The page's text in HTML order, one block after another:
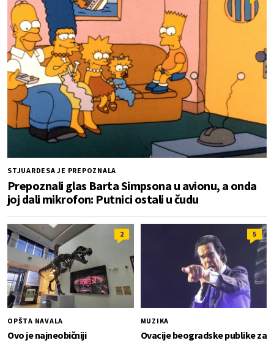
STJUARDESA JE PREPOZNALA
Prepoznali glas Barta Simpsona u avionu, a onda
joj dali mikrofon: Putnici ostali u čudu
2
OPŠTA NAVALA
Ovo je najneobičniji
5
MUZIKA
Ovacije beogradske publike za